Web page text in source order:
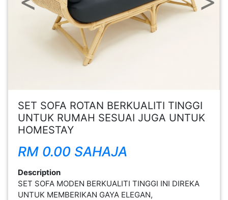
SET SOFA ROTAN BERKUALITI TINGGI
UNTUK RUMAH SESUAI JUGA UNTUK
HOMESTAY
RM 0.00 SAHAJA
Description
SET SOFA MODEN BERKUALITI TINGGI INI DIREKA
UNTUK MEMBERIKAN GAYA ELEGAN,
WANITA(0)
KECANTIKAN(7)
LELAKI(0)
WANGI(8)
PENDIDIKAN(19)